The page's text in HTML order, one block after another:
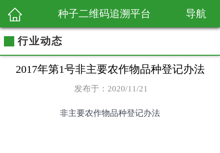
导航
种子二维码追溯平台
行业动态
2017年第1号非主要农作物品种登记办法
发布于：2020/11/21
非主要农作物品种登记办法